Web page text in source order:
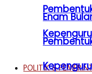
POLITIK &
Enam